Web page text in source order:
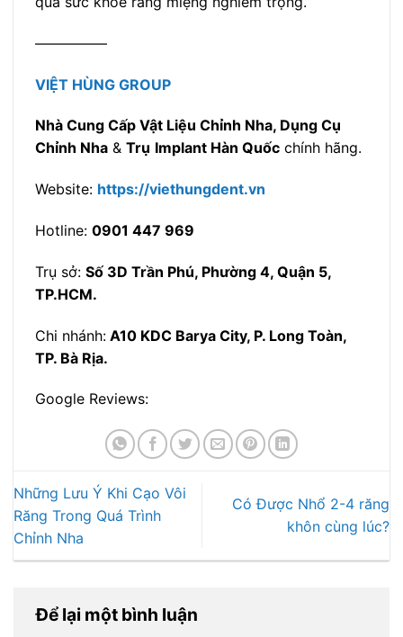
—————
VIỆT HÙNG GROUP
Nhà Cung Cấp Vật Liệu Chỉnh Nha, Dụng Cụ
Chỉnh Nha & Trụ Implant Hàn Quốc chính hãng.
Website: https://viethungdent.vn
Hotline: 0901 447 969
Trụ sở: Số 3D Trần Phú, Phường 4, Quận 5,
TP.HCM.
Chi nhánh: A10 KDC Barya City, P. Long Toàn,
TP. Bà Rịa.
Google Reviews:
Những Lưu Ý Khi Cạo Vôi
Răng Trong Quá Trình
Chỉnh Nha
Có Được Nhổ 2-4 răng
khôn cùng lúc?
Để lại một bình luận